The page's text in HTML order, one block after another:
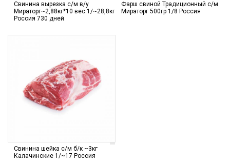
Свинина вырезка с/м в/у
Мираторг~2,88кг*10 вес 1/~28,8кг
Россия 730 дней
Фарш свиной Традиционный с/м
Мираторг 500гр 1/8 Россия
Свинина шейка с/м б/к ~3кг
Калачинские 1/~17 Россия